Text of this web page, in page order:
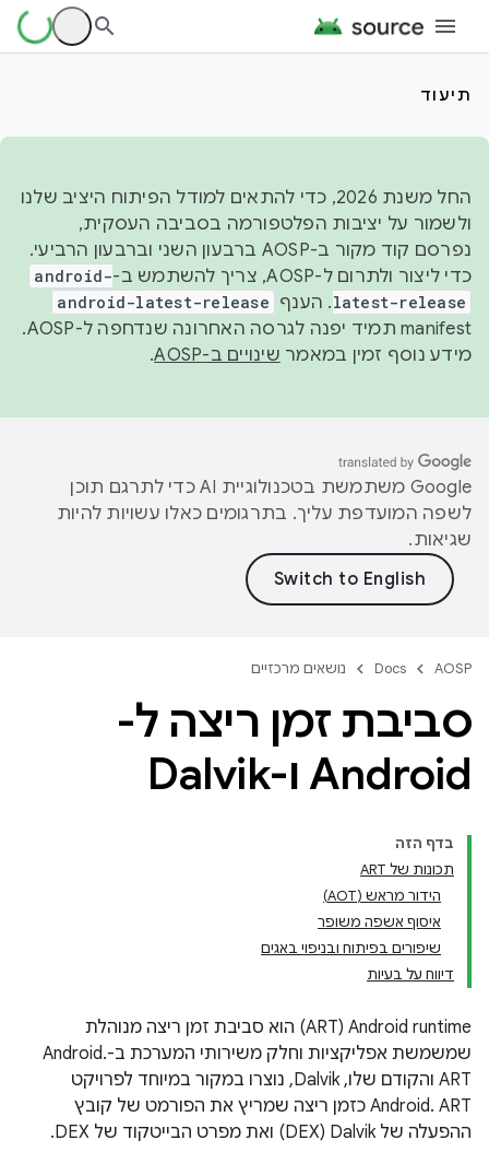
תיעוד
החל משנת 2026, כדי להתאים למודל הפיתוח היציב שלנו
ולשמור על יציבות הפלטפורמה בסביבה העסקית,
נפרסם קוד מקור ב-AOSP ברבעון השני וברבעון הרביעי.
כדי ליצור ולתרום ל-AOSP, צריך להשתמש ב-
android-
latest-release. הענף android-latest-release
manifest תמיד יפנה לגרסה האחרונה שנדחפה ל-AOSP.
מידע נוסף זמין במאמר שינויים ב-AOSP .
‫Google משתמשת בטכנולוגיית AI כדי לתרגם תוכן
לשפה המועדפת עליך. בתרגומים כאלו עשויות להיות
שגיאות.
AOSP
Docs נושאים מרכזיים
סביבת זמן ריצה ל-
Android ו-Dalvik
בדף הזה
תכונות של ART
הידור מראש (AOT)
איסוף אשפה משופר
שיפורים בפיתוח ובניפוי באגים
דיווח על בעיות
Android runtime‏ (ART) הוא סביבת זמן ריצה מנוהלת
שמשמשת אפליקציות וחלק משירותי המערכת ב-Android.
ART והקודם שלו, Dalvik, נוצרו במקור במיוחד לפרויקט
Android. ART כזמן ריצה שמריץ את הפורמט של קובץ
ההפעלה של Dalvik‏ (DEX) ואת מפרט הבייטקוד של DEX.